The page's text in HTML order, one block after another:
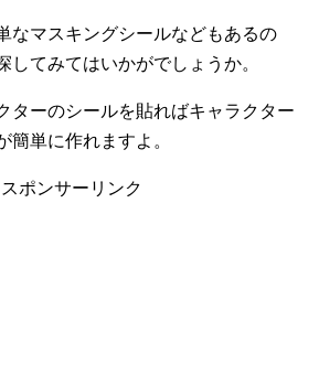
なマスキングシールなどもあるの
してみてはいかがでしょうか。
ターのシールを貼ればキャラクター
簡単に作れますよ。
スポンサーリンク